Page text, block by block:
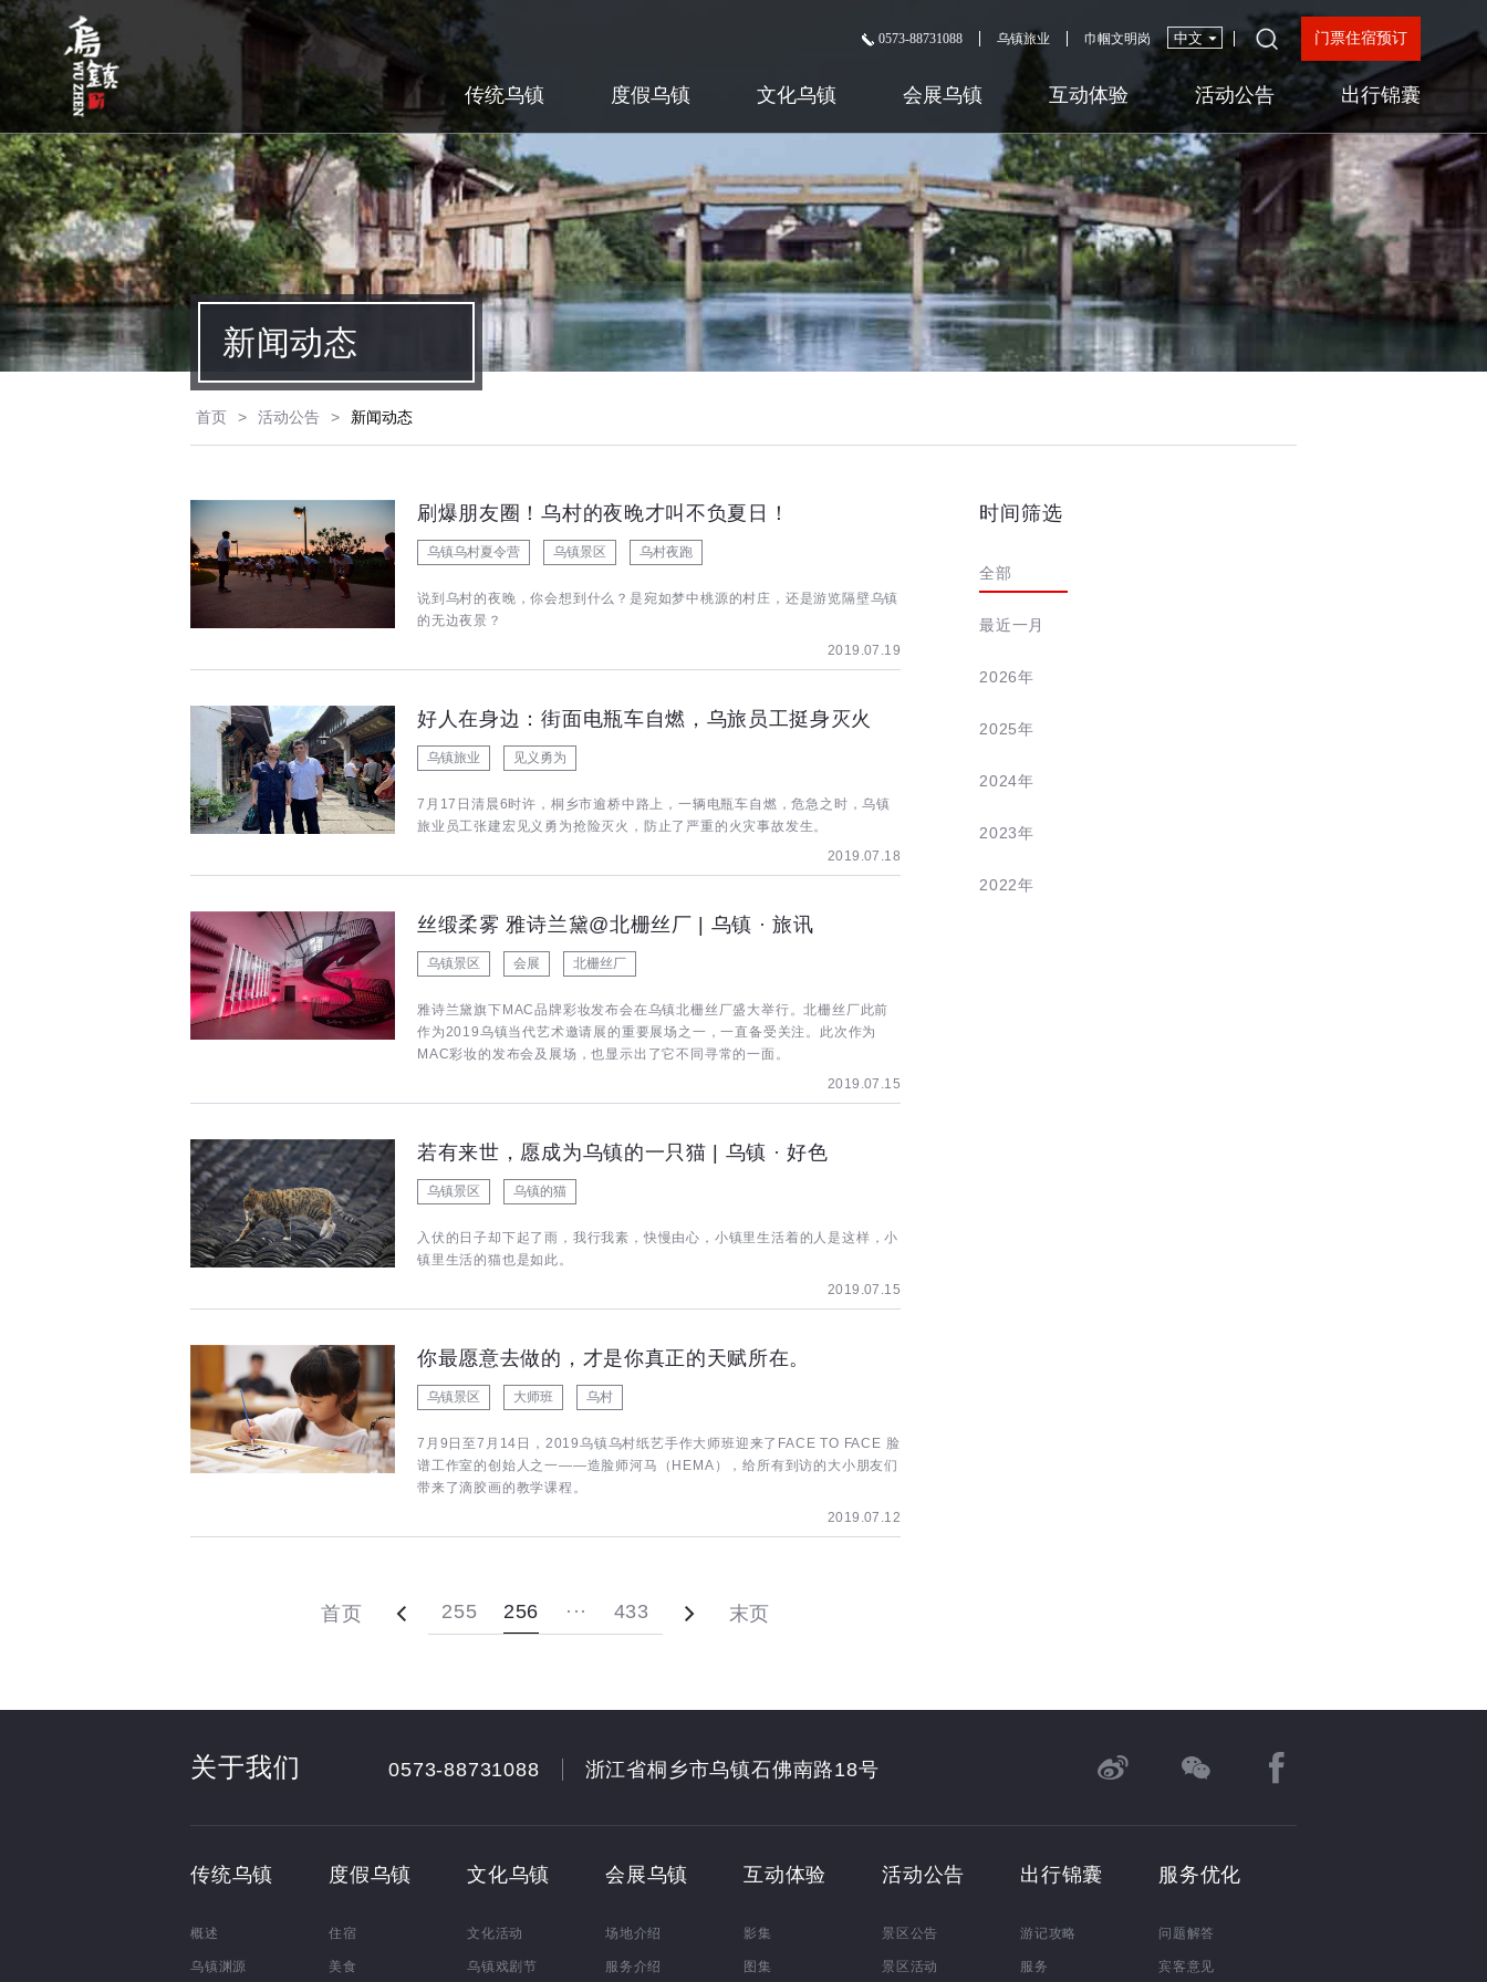
0573-88731088 乌镇旅业 巾帼文明岗 门票住宿预订
传统乌镇 度假乌镇 文化乌镇 会展乌镇 互动体验 活动公告 出行锦囊
新闻动态
首页 > 活动公告 > 新闻动态
刷爆朋友圈！乌村的夜晚才叫不负夏日！
乌镇乌村夏令营 乌镇景区 乌村夜跑
说到乌村的夜晚，你会想到什么？是宛如梦中桃源的村庄，还是游览隔壁乌镇
的无边夜景？
2019.07.19
好人在身边：街面电瓶车自燃，乌旅员工挺身灭火
乌镇旅业 见义勇为
7月17日清晨6时许，桐乡市逾桥中路上，一辆电瓶车自燃，危急之时，乌镇
旅业员工张建宏见义勇为抢险灭火，防止了严重的火灾事故发生。
2019.07.18
丝缎柔雾 雅诗兰黛@北栅丝厂 | 乌镇 · 旅讯
乌镇景区 会展 北栅丝厂
雅诗兰黛旗下MAC品牌彩妆发布会在乌镇北栅丝厂盛大举行。北栅丝厂此前
作为2019乌镇当代艺术邀请展的重要展场之一，一直备受关注。此次作为
MAC彩妆的发布会及展场，也显示出了它不同寻常的一面。
2019.07.15
若有来世，愿成为乌镇的一只猫 | 乌镇 · 好色
乌镇景区 乌镇的猫
入伏的日子却下起了雨，我行我素，快慢由心，小镇里生活着的人是这样，小
镇里生活的猫也是如此。
2019.07.15
你最愿意去做的，才是你真正的天赋所在。
乌镇景区 大师班 乌村
7月9日至7月14日，2019乌镇乌村纸艺手作大师班迎来了FACE TO FACE 脸
谱工作室的创始人之一——造脸师河马（HEMA），给所有到访的大小朋友们
带来了滴胶画的教学课程。
2019.07.12
首页 255 256 ··· 433 末页
时间筛选
全部
最近一月
2026年
2025年
2024年
2023年
2022年
关于我们 0573-88731088 浙江省桐乡市乌镇石佛南路18号
传统乌镇
概述
乌镇渊源
度假乌镇
住宿
美食
文化乌镇
文化活动
乌镇戏剧节
会展乌镇
场地介绍
服务介绍
互动体验
影集
图集
活动公告
景区公告
景区活动
出行锦囊
游记攻略
服务
服务优化
问题解答
宾客意见